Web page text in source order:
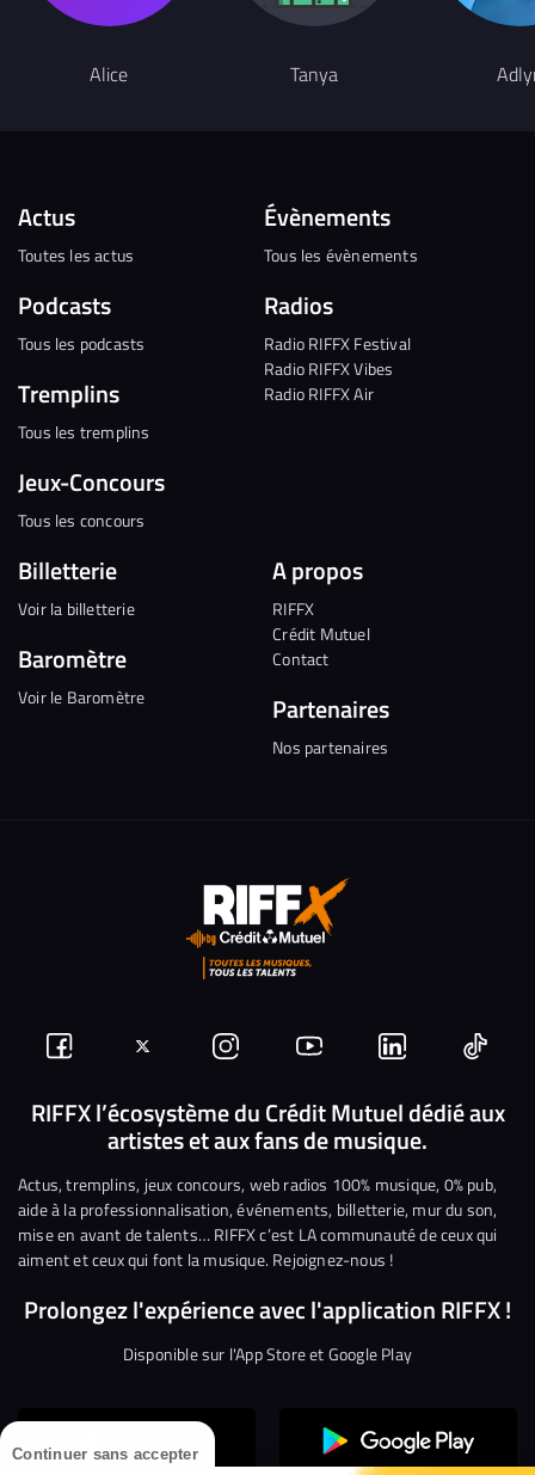
Continuer sans accepter
Alice Tanya
Actus
Toutes les actus
Podcasts
Tous les podcasts
Tremplins
Tous les tremplins
Jeux-Concours
Tous les concours
Évènements
Tous les évènements
Radios
Radio RIFFX Festival
Radio RIFFX Vibes
Radio RIFFX Air
Billetterie
Voir la billetterie
Baromètre
Voir le Baromètre
A propos
RIFFX
Crédit Mutuel
Contact
Partenaires
Nos partenaires
Suivez-
nous
Facebook
Suivez-
nous
sur
Twitter
Nous
rejoindre
sur
Instagram
Nous
rejoindre
sur
YouTube
Nous
rejoindre
sur
Linkedin
Nous
RIFFX l’écosystème du Crédit Mutuel dédié aux
artistes et aux fans de musique.
Actus, tremplins, jeux concours, web radios 100% musique, 0% pub,
aide à la professionnalisation, événements, billetterie, mur du son,
mise en avant de talents… RIFFX c’est LA communauté de ceux qui
aiment et ceux qui font la musique. Rejoignez-nous !
Prolongez l'expérience avec l'application RIFFX !
Disponible sur l'App Store et Google Play